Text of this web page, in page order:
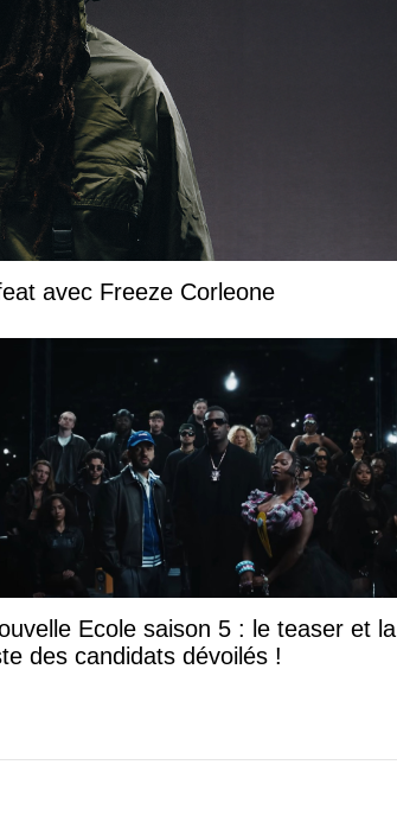
avec Freeze Corleone
Ecole saison 5 : le teaser et la
des candidats dévoilés !